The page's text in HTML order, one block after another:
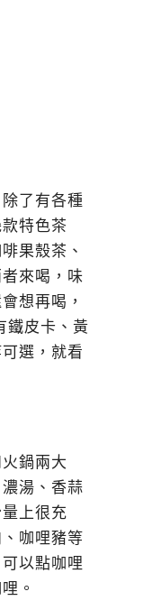
了有各種
特色茶
果殼茶、
來喝，味
想再喝，
鐵皮卡、黃
選，就看
鍋兩大
湯、香蒜
上很充
咖哩豬等
以點咖哩
。